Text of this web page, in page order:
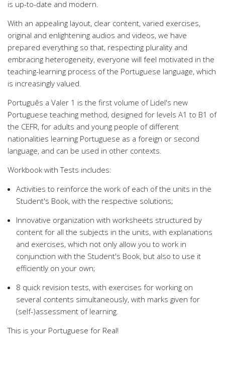
is up-to-date and modern.
With an appealing layout, clear content, varied exercises,
original and enlightening audios and videos, we have
prepared everything so that, respecting plurality and
embracing heterogeneity, everyone will feel motivated in the
teaching-learning process of the Portuguese language, which
is increasingly valued.
Português a Valer 1 is the first volume of Lidel's new
Portuguese teaching method, designed for levels A1 to B1 of
the CEFR, for adults and young people of different
nationalities learning Portuguese as a foreign or second
language, and can be used in other contexts.
Workbook with Tests includes:
Activities to reinforce the work of each of the units in the
Student's Book, with the respective solutions;
Innovative organization with worksheets structured by
content for all the subjects in the units, with explanations
and exercises, which not only allow you to work in
conjunction with the Student's Book, but also to use it
efficiently on your own;
8 quick revision tests, with exercises for working on
several contents simultaneously, with marks given for
(self-)assessment of learning.
This is your Portuguese for Real!